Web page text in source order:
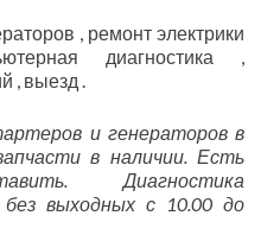
, ремонт электрики
диагностика ,
, выезд .
и генераторов в
в наличии. Есть
Диагностика
выходных с 10.00 до